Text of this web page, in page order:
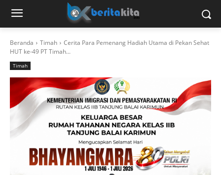
Beranda Timah
Cerita Para Pemenang Hadiah Utama di Pekan Sehat
HUT ke-49 PT Timah...
Timah